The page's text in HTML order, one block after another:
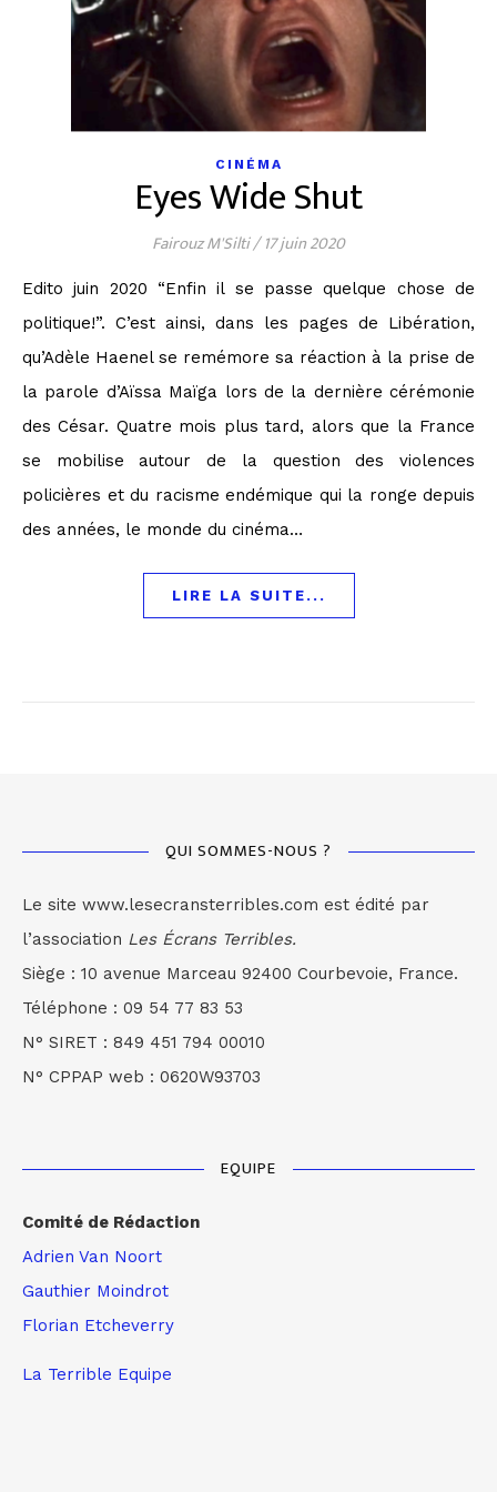
CINÉMA
Eyes Wide Shut
Fairouz M'Silti/ 17 juin 2020
Edito juin 2020 “Enfin il se passe quelque chose de
politique!”. C’est ainsi, dans les pages de Libération,
qu’Adèle Haenel se remémore sa réaction à la prise de
la parole d’Aïssa Maïga lors de la dernière cérémonie
des César. Quatre mois plus tard, alors que la France
se mobilise autour de la question des violences
policières et du racisme endémique qui la ronge depuis
des années, le monde du cinéma…
LIRE LA SUITE...
QUI SOMMES-NOUS ?
Le site www.lesecransterribles.com est édité par
l’association Les Écrans Terribles.
Siège : 10 avenue Marceau 92400 Courbevoie, France.
Téléphone : 09 54 77 83 53
N° SIRET : 849 451 794 00010
N° CPPAP web : 0620W93703
EQUIPE
Comité de Rédaction
Adrien Van Noort
Gauthier Moindrot
Florian Etcheverry
La Terrible Equipe